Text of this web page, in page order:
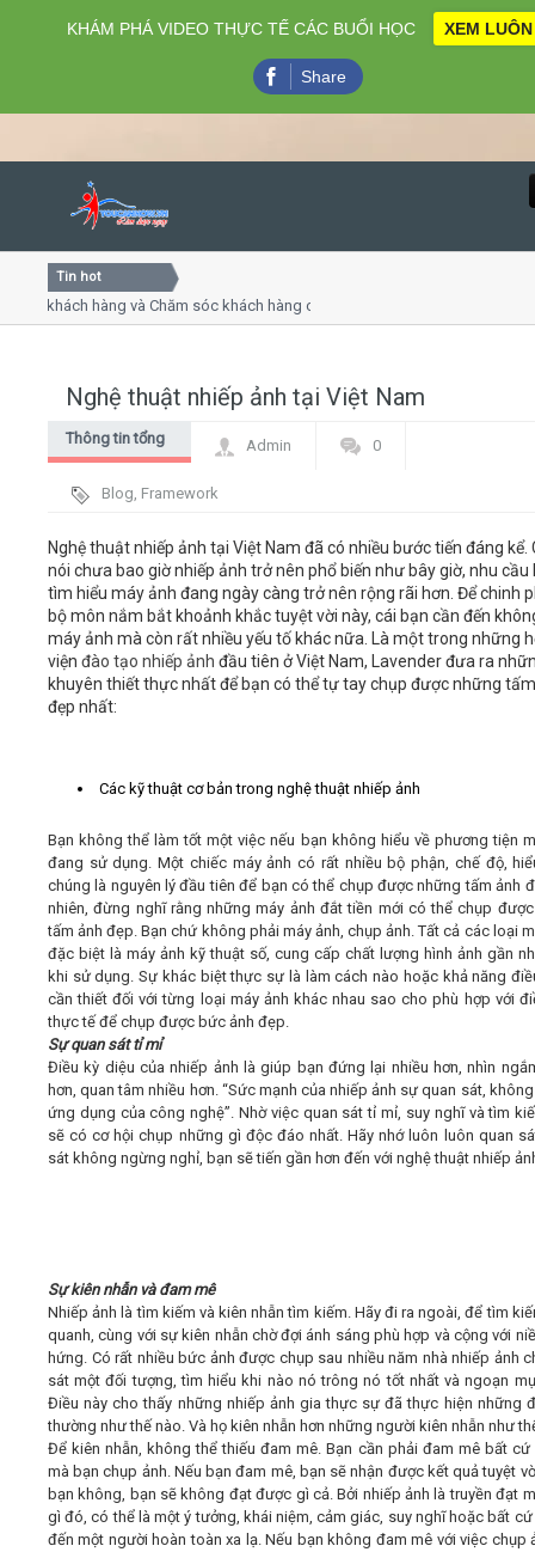
Close
Home
Giới thiệu
Video
Kiến thức
Liên hệ - Đăng ký
Tìm kiếm
Tin hot
hàng và Chăm sóc khách hàng chuyên nghiệp
Nghệ thuật nhiếp ảnh tại Việt Nam
Thông tin tổng
Admin 0
Blog, Framework
Nghệ thuật nhiếp ảnh tại Việt Nam đã có nhiều bước tiến đáng kể.
nói chưa bao giờ nhiếp ảnh trở nên phổ biến như bây giờ, nhu cầu
tìm hiểu máy ảnh đang ngày càng trở nên rộng rãi hơn. Để chinh
bộ môn nắm bắt khoảnh khắc tuyệt vời này, cái bạn cần đến
máy ảnh mà còn rất nhiều yếu tố khác nữa. Là một trong những
viện đào tạo nhiếp ảnh đầu tiên ở Việt Nam, Lavender đưa ra
khuyên thiết thực nhất để bạn có thể tự tay chụp được những
đẹp nhất:
Các kỹ thuật cơ bản trong nghệ thuật nhiếp ảnh
Bạn không thể làm tốt một việc nếu bạn không hiểu về phương tiện
đang sử dụng. Một chiếc máy ảnh có rất nhiều bộ phận, chế độ,
chúng là nguyên lý đầu tiên để bạn có thể chụp được những tấm ảnh
nhiên, đừng nghĩ rằng những máy ảnh đắt tiền mới có thể chụp
tấm ảnh đẹp. Bạn chứ không phải máy ảnh, chụp ảnh. Tất cả các loại
đặc biệt là máy ảnh kỹ thuật số, cung cấp chất lượng hình ảnh gần
khi sử dụng. Sự khác biệt thực sự là làm cách nào hoặc khả năng
cần thiết đối với từng loại máy ảnh khác nhau sao cho phù hợp với
thực tế để chụp được bức ảnh đẹp.
Sự quan sát tỉ mỉ
Điều kỳ diệu của nhiếp ảnh là giúp bạn đứng lại nhiều hơn, nhìn
hơn, quan tâm nhiều hơn. “Sức mạnh của nhiếp ảnh sự quan sát,
ứng dụng của công nghệ”. Nhờ việc quan sát tỉ mỉ, suy nghĩ và tìm
sẽ có cơ hội chụp những gì độc đáo nhất. Hãy nhớ luôn luôn quan
sát không ngừng nghỉ, bạn sẽ tiến gần hơn đến với nghệ thuật nhiếp
Sự kiên nhẫn và đam mê
Nhiếp ảnh là tìm kiếm và kiên nhẫn tìm kiếm. Hãy đi ra ngoài, để tìm
quanh, cùng với sự kiên nhẫn chờ đợi ánh sáng phù hợp và cộng với
hứng. Có rất nhiều bức ảnh được chụp sau nhiều năm nhà nhiếp ảnh
sát một đối tượng, tìm hiểu khi nào nó trông nó tốt nhất và ngoạn
Điều này cho thấy những nhiếp ảnh gia thực sự đã thực hiện những
thường như thế nào. Và họ kiên nhẫn hơn những người kiên nhẫn như
Để kiên nhẫn, không thể thiếu đam mê. Bạn cần phải đam mê bất cứ
mà bạn chụp ảnh. Nếu bạn đam mê, bạn sẽ nhận được kết quả tuyệt
bạn không, bạn sẽ không đạt được gì cả. Bởi nhiếp ảnh là truyền đạt
gì đó, có thể là một ý tưởng, khái niệm, cảm giác, suy nghĩ hoặc bất
đến một người hoàn toàn xa lạ. Nếu bạn không đam mê với việc chụp
KHÁM PHÁ VIDEO THỰC TẾ CÁC BUỔI HỌC XEM LUÔN
Share